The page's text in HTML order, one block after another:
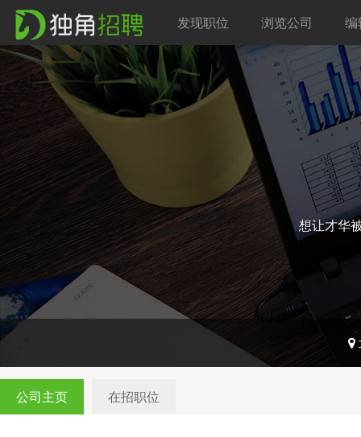
发现职位 浏览公司 编
想让才华
公司主页 在招职位